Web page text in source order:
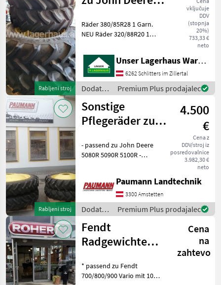
/
Rabljeni stroj
vključuje
DDV
(stopnja
20%)
733,33 €
neto
Räder 380/85R28 1 Garn.
NEU Räder 320/88R20 1
sich bitte vor Fahrt-Antritt
telefonisch, ob die von
Ihnen angefragte
Gebrauchtmaschine aktu
Unser Lagerhaus Warenhandelsges.m.b.H.
6262 Schlitters im Zillertal
Dodatna
oprema
za
traktorje
/
Premium Plus prodajalec
Rabljeni stroj
Sonstige
Pflegeräder zu
5080R 5090R
4.500
€
Cena z
DDV/stroj iz
posredovalnice
3.982,30 €
neto
- passend zu John Deere
5080R 5090R 5100R -
270/95R42 -
Radnabenausnehmung
Vorne - Lochkreis Vorne -
Spurweite ca. 2, 1m -
Paumann Landtechnik
3300 Amstetten
Dodatna
oprema
za
traktorje
/
Premium Plus prodajalec
Fendt
Radgewichte
Cena
na
zahtevo
* passend zu Fendt
700/800/900 Vario mit 10